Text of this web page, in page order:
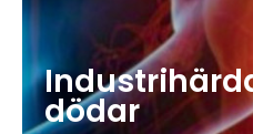
dödar